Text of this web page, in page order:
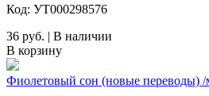
Код: УТ000298576
36 руб. | В наличии
В корзину
Фиолетовый сон (новые переводы) /